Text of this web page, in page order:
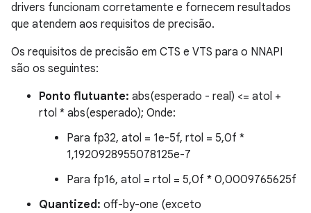
drivers funcionam corretamente e fornecem resultados
que atendem aos requisitos de precisão.
Os requisitos de precisão em CTS e VTS para o NNAPI
são os seguintes:
Ponto flutuante: abs(esperado - real) <= atol +
rtol * abs(esperado); Onde:
Para fp32, atol = 1e-5f, rtol = 5,0f *
1,1920928955078125e-7
Para fp16, atol = rtol = 5,0f * 0,0009765625f
Quantized: off-by-one (exceto